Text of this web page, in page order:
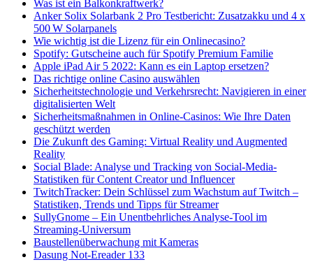
Was ist ein Balkonkraftwerk?
Anker Solix Solarbank 2 Pro Testbericht: Zusatzakku und 4 x
500 W Solarpanels
Wie wichtig ist die Lizenz für ein Onlinecasino?
Spotify: Gutscheine auch für Spotify Premium Familie
Apple iPad Air 5 2022: Kann es ein Laptop ersetzen?
Das richtige online Casino auswählen
Sicherheitstechnologie und Verkehrsrecht: Navigieren in einer
digitalisierten Welt
Sicherheitsmaßnahmen in Online-Casinos: Wie Ihre Daten
geschützt werden
Die Zukunft des Gaming: Virtual Reality und Augmented
Reality
Social Blade: Analyse und Tracking von Social-Media-
Statistiken für Content Creator und Influencer
TwitchTracker: Dein Schlüssel zum Wachstum auf Twitch –
Statistiken, Trends und Tipps für Streamer
SullyGnome – Ein Unentbehrliches Analyse-Tool im
Streaming-Universum
Baustellenüberwachung mit Kameras
Dasung Not-Ereader 133